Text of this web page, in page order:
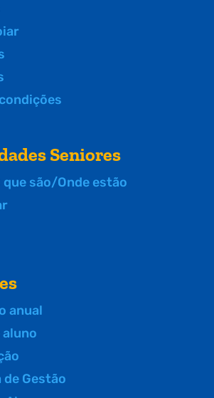
Seniores
são/Onde estão
anual
aluno
Gestão